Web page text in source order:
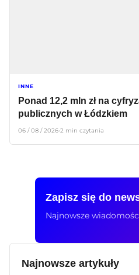
INNE
Ponad 12,2 mln zł na
publicznych w Łódzkiem
06 / 08 / 2026•2 min czytania
Zapisz się do
Najnowsze
Najnowsze artykuły